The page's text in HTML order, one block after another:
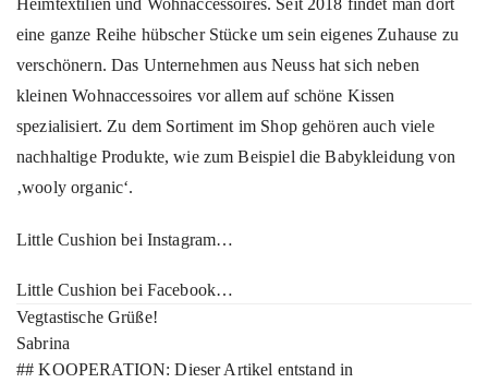
Heimtextilien und Wohnaccessoires. Seit 2018 findet man dort
eine ganze Reihe hübscher Stücke um sein eigenes Zuhause zu
verschönern. Das Unternehmen aus Neuss hat sich neben
kleinen Wohnaccessoires vor allem auf schöne Kissen
spezialisiert. Zu dem Sortiment im Shop gehören auch viele
nachhaltige Produkte, wie zum Beispiel die Babykleidung von
‚wooly organic‘.
Little Cushion bei Instagram…
Little Cushion bei Facebook…
Vegtastische Grüße!
Sabrina
## KOOPERATION: Dieser Artikel entstand in